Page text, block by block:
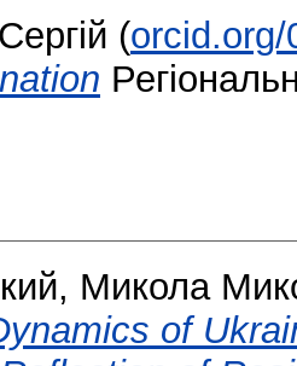
(orcid.org/
Микола
of